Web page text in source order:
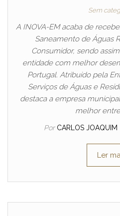
Sem
A INOVA-EM acaba de
Saneamento de Águas
Consumidor, sendo
entidade com melhor
Portugal. Atribuído pela
Serviços de Águas e
destaca a empresa
melhor
Por CARLOS JOAQUIM
Ler